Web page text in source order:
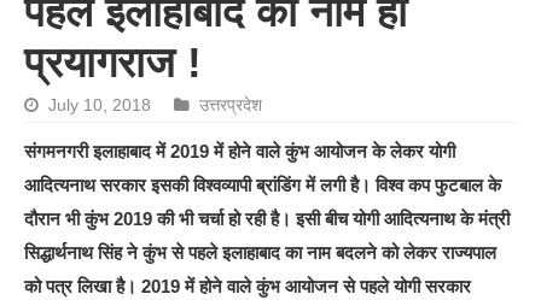
पहले इलाहाबाद का नाम हो
प्रयागराज !
July 10, 2018 उत्तरप्रदेश
संगमनगरी इलाहाबाद में 2019 में होने वाले कुंभ आयोजन के लेकर योगी
आदित्यनाथ सरकार इसकी विश्वव्यापी ब्रांडिंग में लगी है। विश्व कप फुटबाल के
दौरान भी कुंभ 2019 की भी चर्चा हो रही है। इसी बीच योगी आदित्यनाथ के मंत्री
सिद्धार्थनाथ सिंह ने कुंभ से पहले इलाहाबाद का नाम बदलने को लेकर राज्यपाल
को पत्र लिखा है। 2019 में होने वाले कुंभ आयोजन से पहले योगी सरकार